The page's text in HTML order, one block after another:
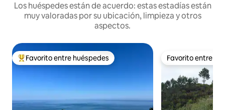
Los huéspedes están de acuerdo: estas estadías están
muy valoradas por su ubicación, limpieza y otros
aspectos.
Favorito entre huéspedes preferido
Favorito entre huéspedes Favorito entre
Favorito entre